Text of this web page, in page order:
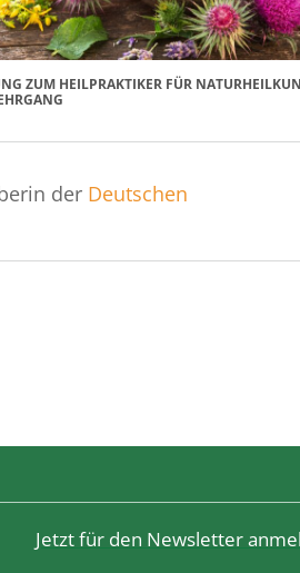
ZUM HEILPRAKTIKER FÜR
der Deutschen
Jetzt für den Newsletter